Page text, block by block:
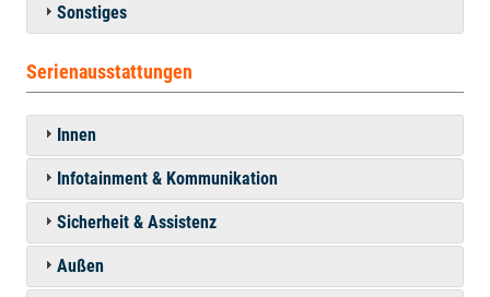
Sonstiges
Serienausstattungen
Innen
Infotainment & Kommunikation
Sicherheit & Assistenz
Außen